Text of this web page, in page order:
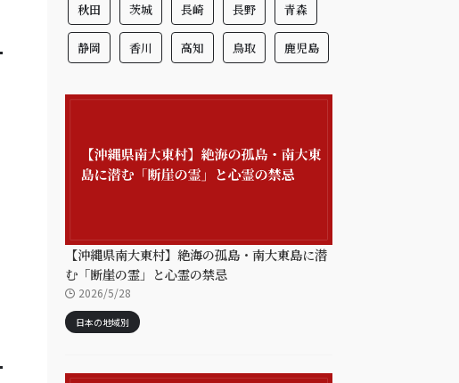
秋田 茨城 長崎 長野 青森
静岡 香川 高知 鳥取 鹿児島
【沖縄県南大東村】絶海の孤島・南大東島に潜
む「断崖の霊」と心霊の禁忌
2026/5/28
日本の地域別